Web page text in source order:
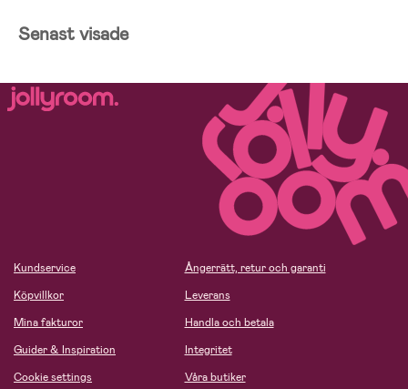
Senast visade
Kundservice
Köpvillkor
Mina fakturor
Guider & Inspiration
Cookie settings
Ångerrätt, retur och garanti
Leverans
Handla och betala
Integritet
Våra butiker